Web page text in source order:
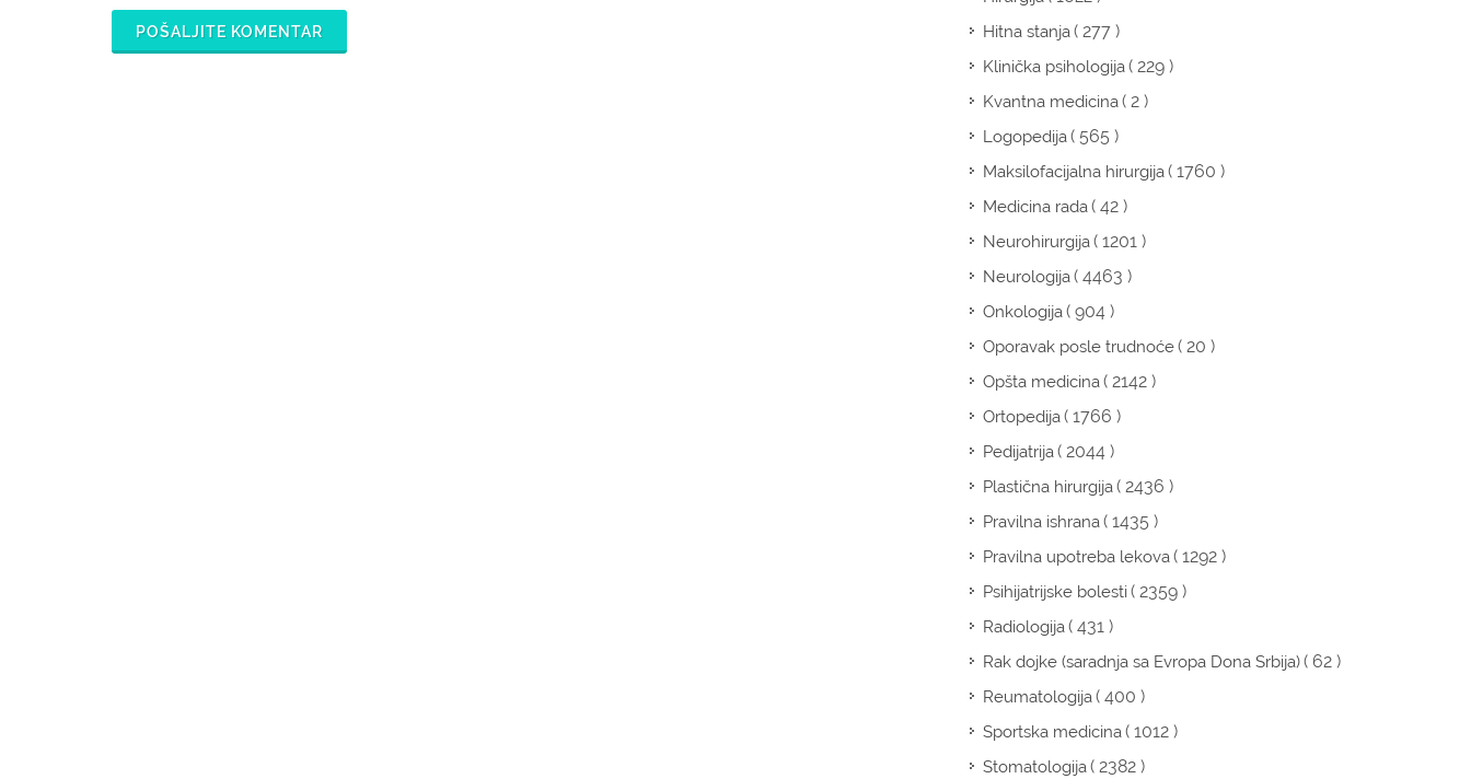
POŠALJITE KOMENTAR Hitna stanja( 277 )
Klinička psihologija( 229 )
Kvantna medicina( 2 )
Logopedija( 565 )
Maksilofacijalna hirurgija( 1760 )
Medicina rada( 42 )
Neurohirurgija( 1201 )
Neurologija( 4463 )
Onkologija( 904 )
Oporavak posle trudnoće( 20 )
Opšta medicina( 2142 )
Ortopedija( 1766 )
Pedijatrija( 2044 )
Plastična hirurgija( 2436 )
Pravilna ishrana( 1435 )
Pravilna upotreba lekova( 1292 )
Psihijatrijske bolesti( 2359 )
Radiologija( 431 )
Rak dojke (saradnja sa Evropa Dona Srbija)( 62 )
Reumatologija( 400 )
Sportska medicina( 1012 )
Stomatologija( 2382 )